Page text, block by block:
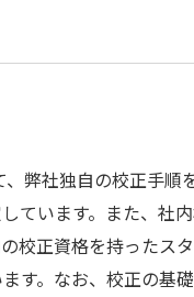
弊社独自の校正手順
ています。また、社
校正資格を持ったス
す。なお、校正の基